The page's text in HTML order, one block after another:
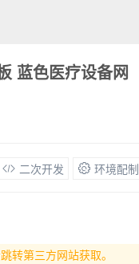
蓝色医疗设备网
二次开发 环境配制
转第三方网站获取。